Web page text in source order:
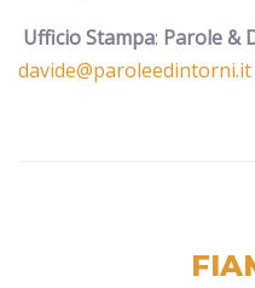
Ufficio Stampa: Parole &
davide@paroleedintorni.it